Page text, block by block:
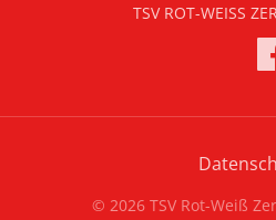
TSV ROT-WEISS
© 2026 TSV Rot-Weiß